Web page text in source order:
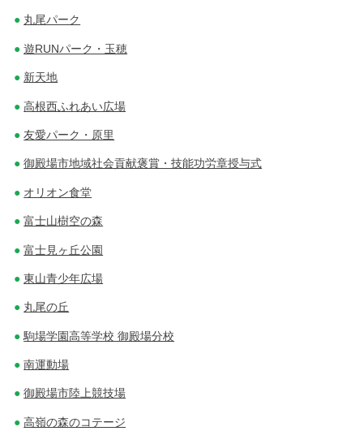
丸尾パーク
遊RUNパーク・玉穂
新天地
高根西ふれあい広場
友愛パーク・原里
御殿場市地域社会貢献褒賞・技能功労章授与式
オリオン食堂
富士山樹空の森
富士見ヶ丘公園
東山青少年広場
丸尾の丘
駒場学園高等学校 御殿場分校
南運動場
御殿場市陸上競技場
高嶺の森のコテージ